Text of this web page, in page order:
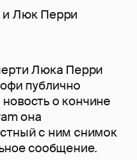
Люк Перри
Люка Перри
публично
о кончине
она
с ним снимок
сообщение.